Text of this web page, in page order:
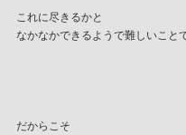
これに尽きるかと
なかなかできるようで難しいこと
だからこそ